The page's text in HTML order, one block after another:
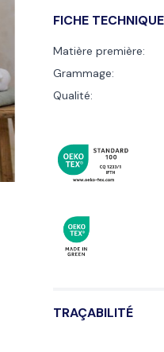
FICHE TECHNIQUE
Matière première:
Grammage:
Qualité:
TRAÇABILITÉ